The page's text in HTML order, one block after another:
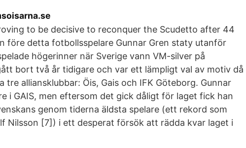
to be decisive to reconquer the Scudetto after 44
före detta fotbollsspelare Gunnar Gren staty utanför
högerinner när Sverige vann VM-silver på
bort två år tidigare och var ett lämpligt val av motiv då
tre alliansklubbar: Öis, Gais och IFK Göteborg. Gunnar
i GAIS, men eftersom det gick dåligt för laget fick han
genom tiderna äldsta spelare (ett rekord som
Nilsson [7]) i ett desperat försök att rädda kvar laget i